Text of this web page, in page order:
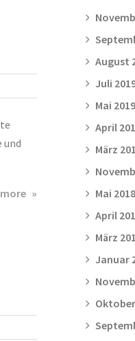
und
about
August
Juli
Mai 2019
April
März
Mai 2018
April
März
Januar